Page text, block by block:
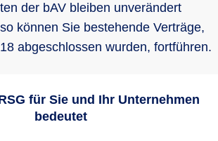
der bAV bleiben unverändert
können Sie bestehende Verträge,
abgeschlossen wurden, fortführen.
sich mit dem
für Sie und Ihr Unternehmen
bedeutet